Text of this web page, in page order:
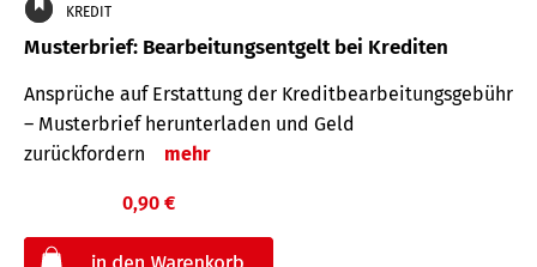
KREDIT
Musterbrief: Bearbeitungsentgelt bei Krediten
Ansprüche auf Erstattung der Kreditbearbeitungsgebühr
– Musterbrief herunterladen und Geld
zurückfordern
mehr
0,90 €